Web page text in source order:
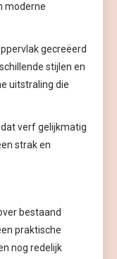
moderne
gecreëerd
stijlen en
uitstraling die
verf gelijkmatig
strak en
bestaand
praktische
nog redelijk